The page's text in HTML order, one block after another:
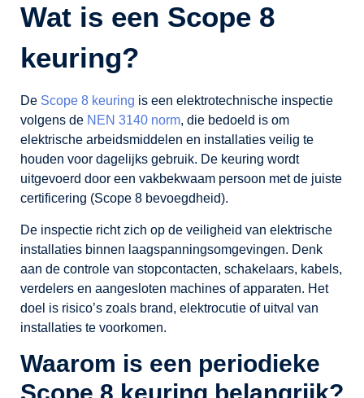
Wat is een Scope 8
keuring?
De Scope 8 keuring is een elektrotechnische inspectie
volgens de NEN 3140 norm, die bedoeld is om
elektrische arbeidsmiddelen en installaties veilig te
houden voor dagelijks gebruik. De keuring wordt
uitgevoerd door een vakbekwaam persoon met de juiste
certificering (Scope 8 bevoegdheid).
De inspectie richt zich op de veiligheid van elektrische
installaties binnen laagspanningsomgevingen. Denk
aan de controle van stopcontacten, schakelaars, kabels,
verdelers en aangesloten machines of apparaten. Het
doel is risico’s zoals brand, elektrocutie of uitval van
installaties te voorkomen.
Waarom is een periodieke